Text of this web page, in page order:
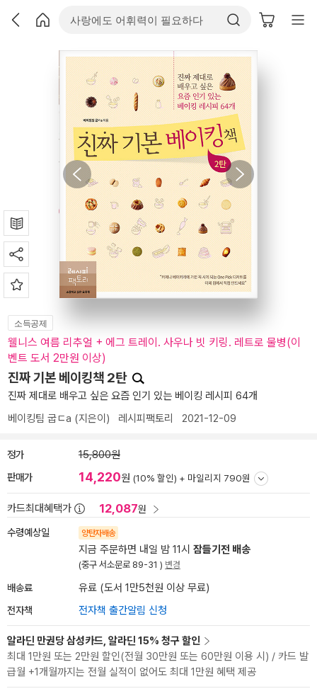
소득공제
웰니스 여름 리추얼 + 에그 트레이. 사우나 빗 키링. 레트로 물병(이
벤트 도서 2만원 이상)
진짜 기본 베이킹책 2탄
진짜 제대로 배우고 싶은 요즘 인기 있는 베이킹 레시피 64개
베이킹팀 굽ㄷa (지은이) 레시피팩토리 2021-12-09
정가 15,800원
판매가 14,220원 (10% 할인) + 마일리지 790원
카드최대혜택가 12,087원
수령예상일 양탄자배송
지금 주문하면 내일 밤 11시 잠들기전 배송
(중구 서소문로 89-31 ) 변경
배송료 유료 (도서 1만5천원 이상 무료)
전자책 전자책 출간알림 신청
알라딘 만권당 삼성카드, 알라딘 15% 청구 할인
최대 1만원 또는 2만원 할인(전월 30만원 또는 60만원 이용 시) / 카드 발
급월 +1개월까지는 전월 실적이 없어도 최대 1만원 혜택 제공